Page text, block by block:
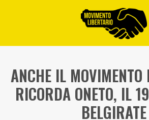
ANCHE IL MOVIMENTO
RICORDA ONETO, IL
BELGIRATE